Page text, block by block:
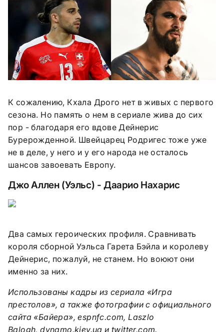
К сожалению, Кхала Дрого нет в живых с первого
сезона. Но память о нем в сериале жива до сих
пор - благодаря его вдове Дейнерис
Бурерожденной. Швейцарец Родригес тоже уже
не в деле, у него и у его народа не осталось
шансов завоевать Европу.
Джо Аллен (Уэльс) - Даарио Нахарис
Два самых героических профиля. Сравнивать
короля сборной Уэльса Гарета Бэйла и королеву
Дейнерис, пожалуй, не станем. Но воюют они
именно за них.
Использованы кадры из сериала «Игра
престолов», а также фотографии с официального
сайта «Байера», espnfc.com, Laszlo
Balogh,dynamo.kiev.ua и twitter.com.